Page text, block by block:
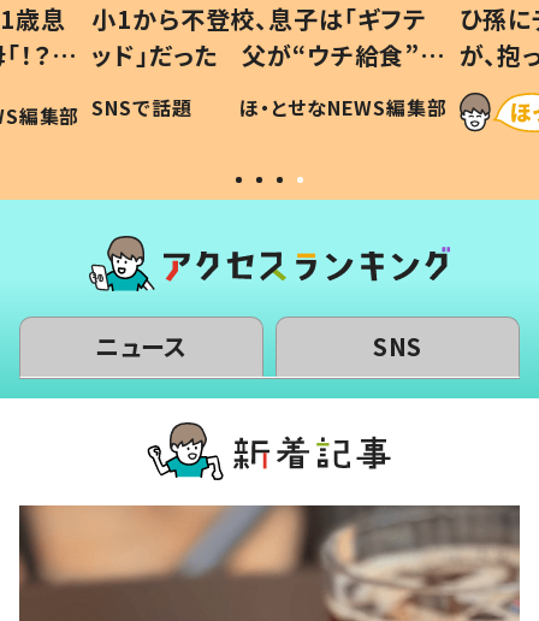
歳息
？」
編集部
小1から不登校、息子は「ギフテ
ッド」だった 父が“ウチ給食”を
作り続ける理由とは #令和の親
#令和の子
SNSで話題 ほ・とせなNEWS編集部
ひ孫
が、
「涙が
い」
ニュース SNS